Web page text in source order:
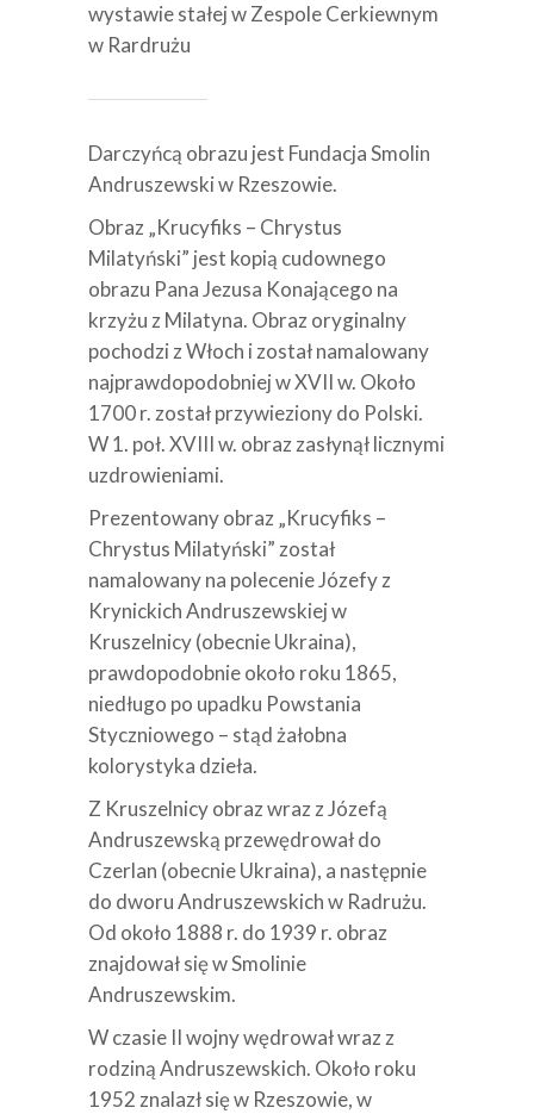
wystawie stałej w Zespole Cerkiewnym
w Rardrużu
Darczyńcą obrazu jest Fundacja Smolin
Andruszewski w Rzeszowie.
Obraz „Krucyfiks – Chrystus
Milatyński” jest kopią cudownego
obrazu Pana Jezusa Konającego na
krzyżu z Milatyna. Obraz oryginalny
pochodzi z Włoch i został namalowany
najprawdopodobniej w XVII w. Około
1700 r. został przywieziony do Polski.
W 1. poł. XVIII w. obraz zasłynął licznymi
uzdrowieniami.
Prezentowany obraz „Krucyfiks –
Chrystus Milatyński” został
namalowany na polecenie Józefy z
Krynickich Andruszewskiej w
Kruszelnicy (obecnie Ukraina),
prawdopodobnie około roku 1865,
niedługo po upadku Powstania
Styczniowego – stąd żałobna
kolorystyka dzieła.
Z Kruszelnicy obraz wraz z Józefą
Andruszewską przewędrował do
Czerlan (obecnie Ukraina), a następnie
do dworu Andruszewskich w Radrużu.
Od około 1888 r. do 1939 r. obraz
znajdował się w Smolinie
Andruszewskim.
W czasie II wojny wędrował wraz z
rodziną Andruszewskich. Około roku
1952 znalazł się w Rzeszowie, w